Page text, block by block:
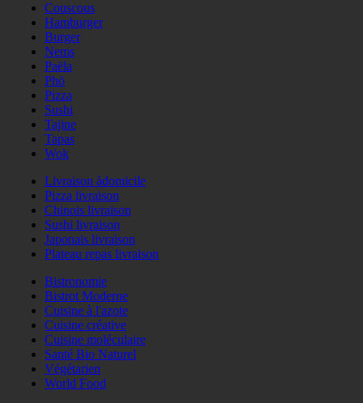
Couscous
Hamburger
Burger
Nems
Paëla
Phö
Pizza
Sushi
Tajine
Tapas
Wok
Livraison àdomicile
Pizza livraison
Chinois livraison
Sushi livraison
Japonais livraison
Plateau repas livraison
Bistronomie
Bistrot Moderne
Cuisine à l'azote
Cuisine créative
Cuisine moléculaire
Santé Bio Naturel
Végétarien
World Food